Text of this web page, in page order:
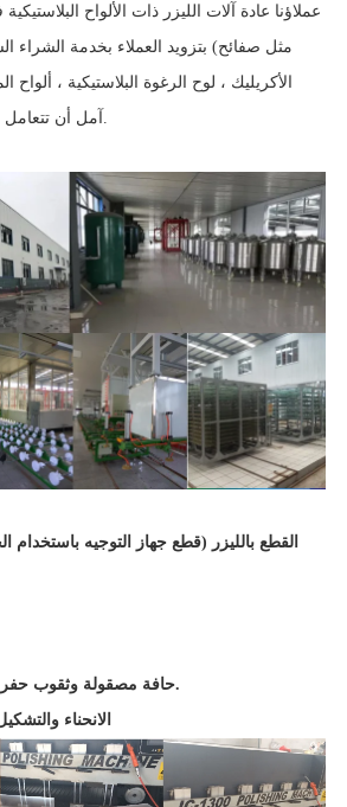
عملاؤنا عادة آلات الليزر ذات الألواح
بتزويد العملاء بخدمة الشراء الشاملة
الأكريليك ، لوح الرغوة البلاستيكية ، ألواح
حافة مصقولة وثقوب حفر وفقًا للرسم الخاص بك.
الانحناء